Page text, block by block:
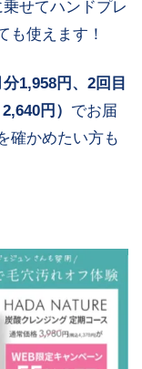
せてハンドプレ
も使えます！
1,958円、2回目
円） でお届
確かめたい方も